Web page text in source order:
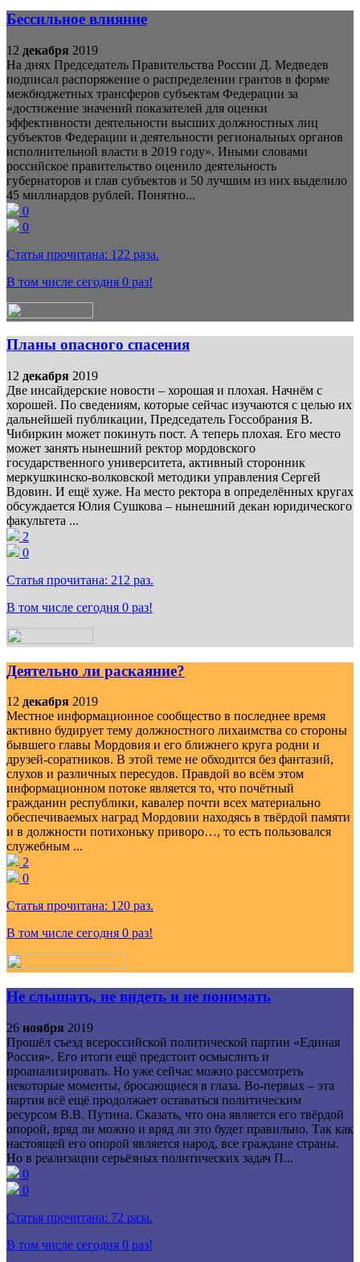
Бессильное влияние
12 декабря 2019
На днях Председатель Правительства России Д. Медведев
подписал распоряжение о распределении грантов в форме
межбюджетных трансферов субъектам Федерации за
«достижение значений показателей для оценки
эффективности деятельности высших должностных лиц
субъектов Федерации и деятельности региональных органов
исполнительной власти в 2019 году». Иными словами
российское правительство оценило деятельность
губернаторов и глав субъектов и 50 лучшим из них выделило
45 миллиардов рублей. Понятно...
0
0
Статья прочитана: 122 раза.
В том числе сегодня 0 раз!
Планы опасного спасения
12 декабря 2019
Две инсайдерские новости – хорошая и плохая. Начнём с
хорошей. По сведениям, которые сейчас изучаются с целью их
дальнейшей публикации, Председатель Госсобрания В.
Чибиркин может покинуть пост. А теперь плохая. Его место
может занять нынешний ректор мордовского
государственного университета, активный сторонник
меркушкинско-волковской методики управления Сергей
Вдовин. И ещё хуже. На место ректора в определённых кругах
обсуждается Юлия Сушкова – нынешний декан юридического
факультета ...
2
0
Статья прочитана: 212 раз.
В том числе сегодня 0 раз!
Деятельно ли раскаяние?
12 декабря 2019
Местное информационное сообщество в последнее время
активно будирует тему должностного лихаимства со стороны
бывшего главы Мордовия и его ближнего круга родни и
друзей-соратников. В этой теме не обходится без фантазий,
слухов и различных пересудов. Правдой во всём этом
информационном потоке является то, что почётный
гражданин республики, кавалер почти всех материально
обеспечиваемых наград Мордовии находясь в твёрдой памяти
и в должности потихоньку приворо…, то есть пользовался
служебным ...
2
0
Статья прочитана: 120 раз.
В том числе сегодня 0 раз!
Не слышать, не видеть и не понимать
26 ноября 2019
Прошёл съезд всероссийской политической партии «Единая
Россия». Его итоги ещё предстоит осмыслить и
проанализировать. Но уже сейчас можно рассмотреть
некоторые моменты, бросающиеся в глаза. Во-первых – эта
партия всё ещё продолжает оставаться политическим
ресурсом В.В. Путина. Сказать, что она является его твёрдой
опорой, вряд ли можно и вряд ли это будет правильно. Так как
настоящей его опорой является народ, все граждане страны.
Но в реализации серьёзных политических задач П...
0
0
Статья прочитана: 72 раза.
В том числе сегодня 0 раз!